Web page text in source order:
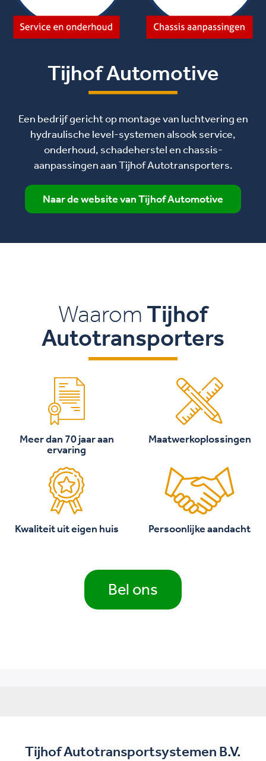
Tijhof Automotive
Een bedrijf gericht op montage van luchtvering en
hydraulische level-systemen alsook service,
onderhoud, schadeherstel en chassis-
aanpassingen aan Tijhof Autotransporters.
Naar de website van Tijhof Automotive
Waarom Tijhof
Autotransporters
Meer dan 70 jaar aan
ervaring
Maatwerkoplossingen
Kwaliteit uit eigen huis Persoonlijke aandacht
Bel ons
Tijhof Autotransportsystemen B.V.